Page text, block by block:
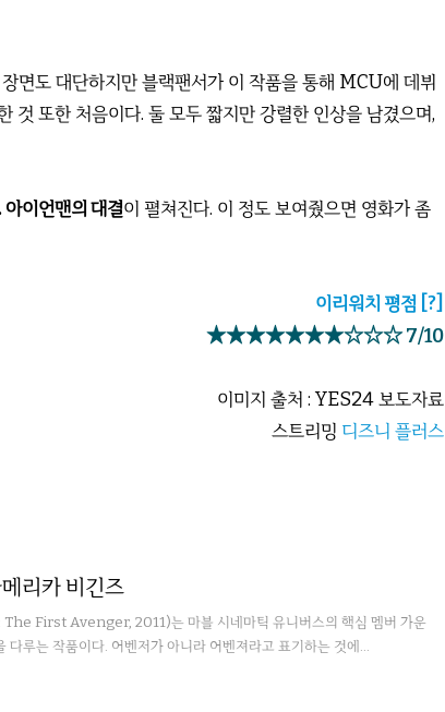
면도 대단하지만 블랙팬서가 이 작품을 통해 MCU에 데뷔
것 또한 처음이다. 둘 모두 짧지만 강렬한 인상을 남겼으며,
이언맨의 대결이 펼쳐진다. 이 정도 보여줬으면 영화가 좀
이리워치 평점 [?]
★★★★★★★☆☆☆ 7/10
이미지 출처 : YES24 보도자료
스트리밍 디즈니 플러스
리카 비긴즈
First Avenger, 2011)는 마블 시네마틱 유니버스의 핵심 멤버 가운
다루는 작품이다. 어벤저가 아니라 어벤져라고 표기하는 것에...